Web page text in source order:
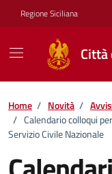
Vai ai contenuti
Vai al footer
Regione Siciliana
Città
Home / Novità /
/ Calendario colloqui
Servizio Civile Nazionale